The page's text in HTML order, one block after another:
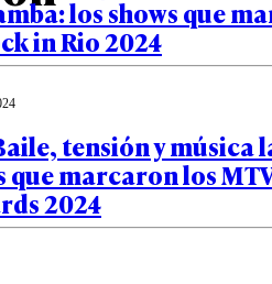
los shows que
in Rio 2024
tensión y música
marcaron los
2024